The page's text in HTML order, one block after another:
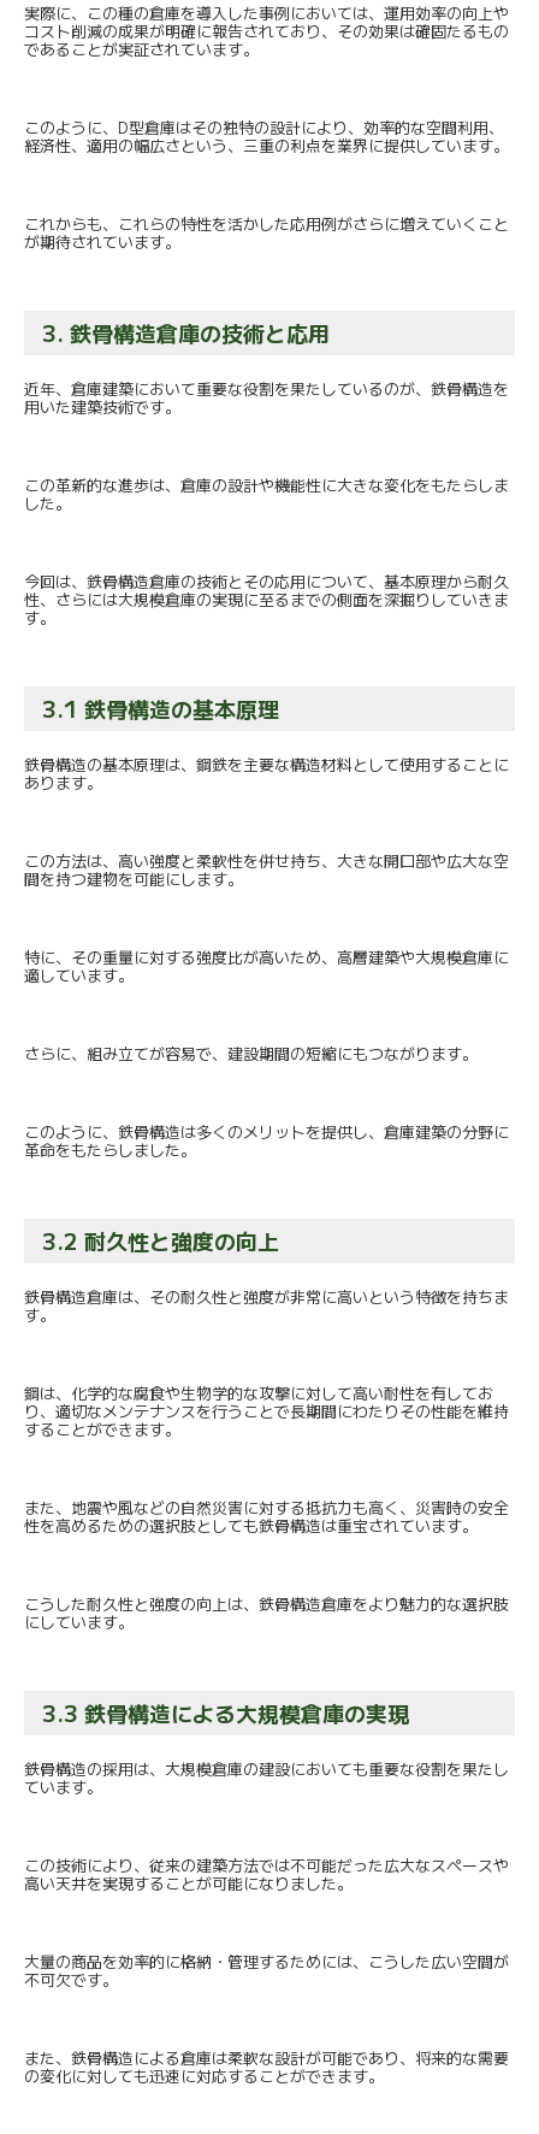
実際に、この種の倉庫を導入した事例においては、 運用効率の向上や
コスト削減の成果が明確に報告されており、 その効果は確固たるもの
であることが実証されています。
このように、D型倉庫はその独特の設計により、 効率的な空間利用、
経済性、適用の幅広さという、 三重の利点を業界に提供しています。
これからも、 これらの特性を活かした応用例がさらに増えていくこと
が期待されています。
3. 鉄骨構造倉庫の技術と応用
近年、倉庫建築において重要な役割を果たしているのが、 鉄骨構造を
用いた建築技術です。
この革新的な進歩は、 倉庫の設計や機能性に大きな変化をもたらしま
した。
今回は、鉄骨構造倉庫の技術とその応用について、 基本原理から耐久
性、 さらには大規模倉庫の実現に至るまでの側面を深掘りしていきま
す。
3.1 鉄骨構造の基本原理
鉄骨構造の基本原理は、 鋼鉄を主要な構造材料として使用することに
あります。
この方法は、高い強度と柔軟性を併せ持ち、 大きな開口部や広大な空
間を持つ建物を可能にします。
特に、その重量に対する強度比が高いため、 高層建築や大規模倉庫に
適しています。
さらに、組み立てが容易で、建設期間の短縮にもつながります。
このように、鉄骨構造は多くのメリットを提供し、 倉庫建築の分野に
革命をもたらしました。
3.2 耐久性と強度の向上
鉄骨構造倉庫は、 その耐久性と強度が非常に高いという特徴を持ちま
す。
鋼は、 化学的な腐食や生物学的な攻撃に対して高い耐性を有してお
り、 適切なメンテナンスを行うことで長期間にわたりその性能を維持
することができます。
また、地震や風などの自然災害に対する抵抗力も高く、 災害時の安全
性を高めるための選択肢としても鉄骨構造は重宝されています。
こうした耐久性と強度の向上は、 鉄骨構造倉庫をより魅力的な選択肢
にしています。
3.3 鉄骨構造による大規模倉庫の実現
鉄骨構造の採用は、 大規模倉庫の建設においても重要な役割を果たし
ています。
この技術により、 従来の建築方法では不可能だった広大なスペースや
高い天井を実現することが可能になりました。
大量の商品を効率的に格納・管理するためには、 こうした広い空間が
不可欠です。
また、鉄骨構造による倉庫は柔軟な設計が可能であり、 将来的な需要
の変化に対しても迅速に対応することができます。